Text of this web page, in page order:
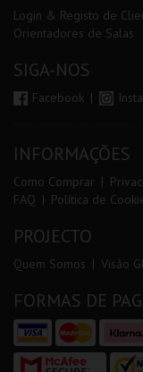
Login & Registo de
Orientadores de Salas
SIGA-NOS
Facebook
INFORMAÇÕES
Como Comprar
FAQ
Política de
PROJECTO
Quem Somos Visão
FORMAS DE